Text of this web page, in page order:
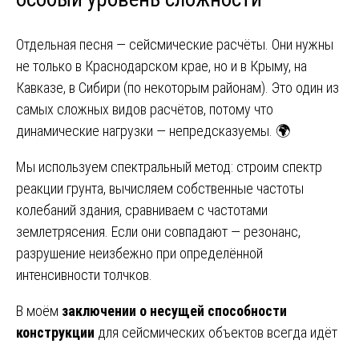
Отдельная песня — сейсмические расчёты. Они нужны
не только в Краснодарском крае, но и в Крыму, на
Кавказе, в Сибири (по некоторым районам). Это один из
самых сложных видов расчётов, потому что
динамические нагрузки — непредсказуемы. 🌍
Мы используем спектральный метод: строим спектр
реакции грунта, вычисляем собственные частоты
колебаний здания, сравниваем с частотами
землетрясения. Если они совпадают — резонанс,
разрушение неизбежно при определённой
интенсивности толчков.
В моём заключении о несущей способности
конструкции для сейсмических объектов всегда идёт